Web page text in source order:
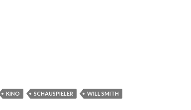
KINO SCHAUSPIELER WILL SMITH